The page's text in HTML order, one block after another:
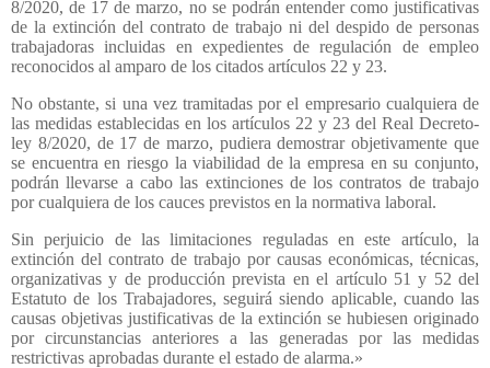
8/2020, de 17 de marzo, no se podrán entender como justificativas
de la extinción del contrato de trabajo ni del despido de personas
trabajadoras incluidas en expedientes de regulación de empleo
reconocidos al amparo de los citados artículos 22 y 23.
No obstante, si una vez tramitadas por el empresario cualquiera de
las medidas establecidas en los artículos 22 y 23 del Real Decreto-
ley 8/2020, de 17 de marzo, pudiera demostrar objetivamente que
se encuentra en riesgo la viabilidad de la empresa en su conjunto,
podrán llevarse a cabo las extinciones de los contratos de trabajo
por cualquiera de los cauces previstos en la normativa laboral.
Sin perjuicio de las limitaciones reguladas en este artículo, la
extinción del contrato de trabajo por causas económicas, técnicas,
organizativas y de producción prevista en el artículo 51 y 52 del
Estatuto de los Trabajadores, seguirá siendo aplicable, cuando las
causas objetivas justificativas de la extinción se hubiesen originado
por circunstancias anteriores a las generadas por las medidas
restrictivas aprobadas durante el estado de alarma.»